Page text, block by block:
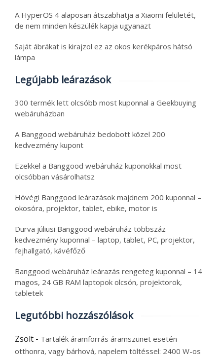
A HyperOS 4 alaposan átszabhatja a Xiaomi felületét,
de nem minden készülék kapja ugyanazt
Saját ábrákat is kirajzol ez az okos kerékpáros hátsó
lámpa
Legújabb leárazások
300 termék lett olcsóbb most kuponnal a Geekbuying
webáruházban
A Banggood webáruház bedobott közel 200
kedvezmény kupont
Ezekkel a Banggood webáruház kuponokkal most
olcsóbban vásárolhatsz
Hóvégi Banggood leárazások majdnem 200 kuponnal –
okosóra, projektor, tablet, ebike, motor is
Durva júliusi Banggood webáruház többszáz
kedvezmény kuponnal – laptop, tablet, PC, projektor,
fejhallgató, kávéfőző
Banggood webáruház leárazás rengeteg kuponnal – 14
magos, 24 GB RAM laptopok olcsón, projektorok,
tabletek
Legutóbbi hozzászólások
Zsolt - Tartalék áramforrás áramszünet esetén
otthonra, vagy bárhová, napelem töltéssel: 2400 W-os